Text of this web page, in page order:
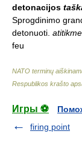
detonacijos
Sprogdinimo
detonuoti.
feu
NATO terminų
Respublikos krašto
Игры ⚽
firing point